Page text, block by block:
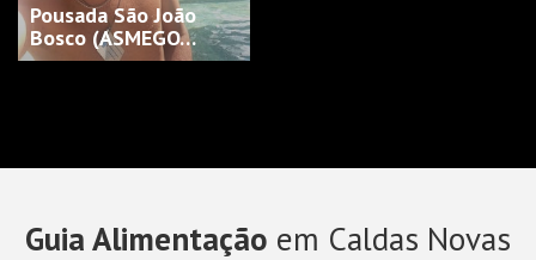
Pousada São João
Bosco (ASMEGO…
Guia Alimentação em Caldas Novas